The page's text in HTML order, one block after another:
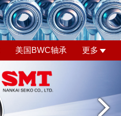
美国BWC轴承 更多